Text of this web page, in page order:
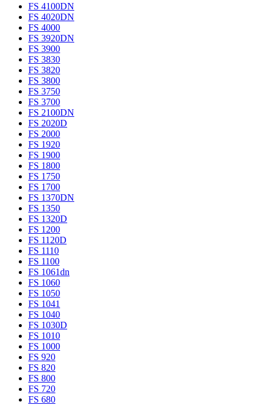
FS 4100DN
FS 4020DN
FS 4000
FS 3920DN
FS 3900
FS 3830
FS 3820
FS 3800
FS 3750
FS 3700
FS 2100DN
FS 2020D
FS 2000
FS 1920
FS 1900
FS 1800
FS 1750
FS 1700
FS 1370DN
FS 1350
FS 1320D
FS 1200
FS 1120D
FS 1110
FS 1100
FS 1061dn
FS 1060
FS 1050
FS 1041
FS 1040
FS 1030D
FS 1010
FS 1000
FS 920
FS 820
FS 800
FS 720
FS 680